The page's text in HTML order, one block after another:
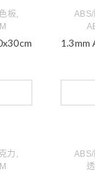
板,
1.3mm
力